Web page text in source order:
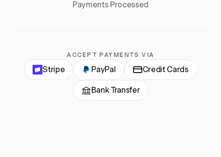
Payments Processed
ACCEPT PAYMENTS VIA
Stripe PayPal Credit Cards
Bank Transfer